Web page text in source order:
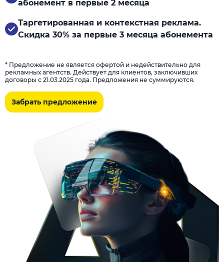
абонемент в первые 2 месяца
Таргетированная и контекстная реклама.
Скидка 30% за первые 3 месяца абонемента
* Предложение не является офертой и недействительно для
рекламных агентств. Действует для клиентов, заключивших
договоры с 21.03.2025 года. Предложения не суммируются.
Забрать предложение